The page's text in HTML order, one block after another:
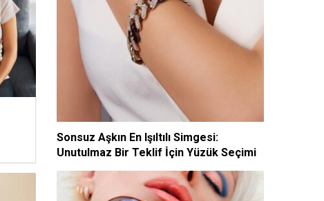
Sonsuz Aşkın En Işıltılı Simgesi:
Unutulmaz Bir Teklif İçin Yüzük Seçimi